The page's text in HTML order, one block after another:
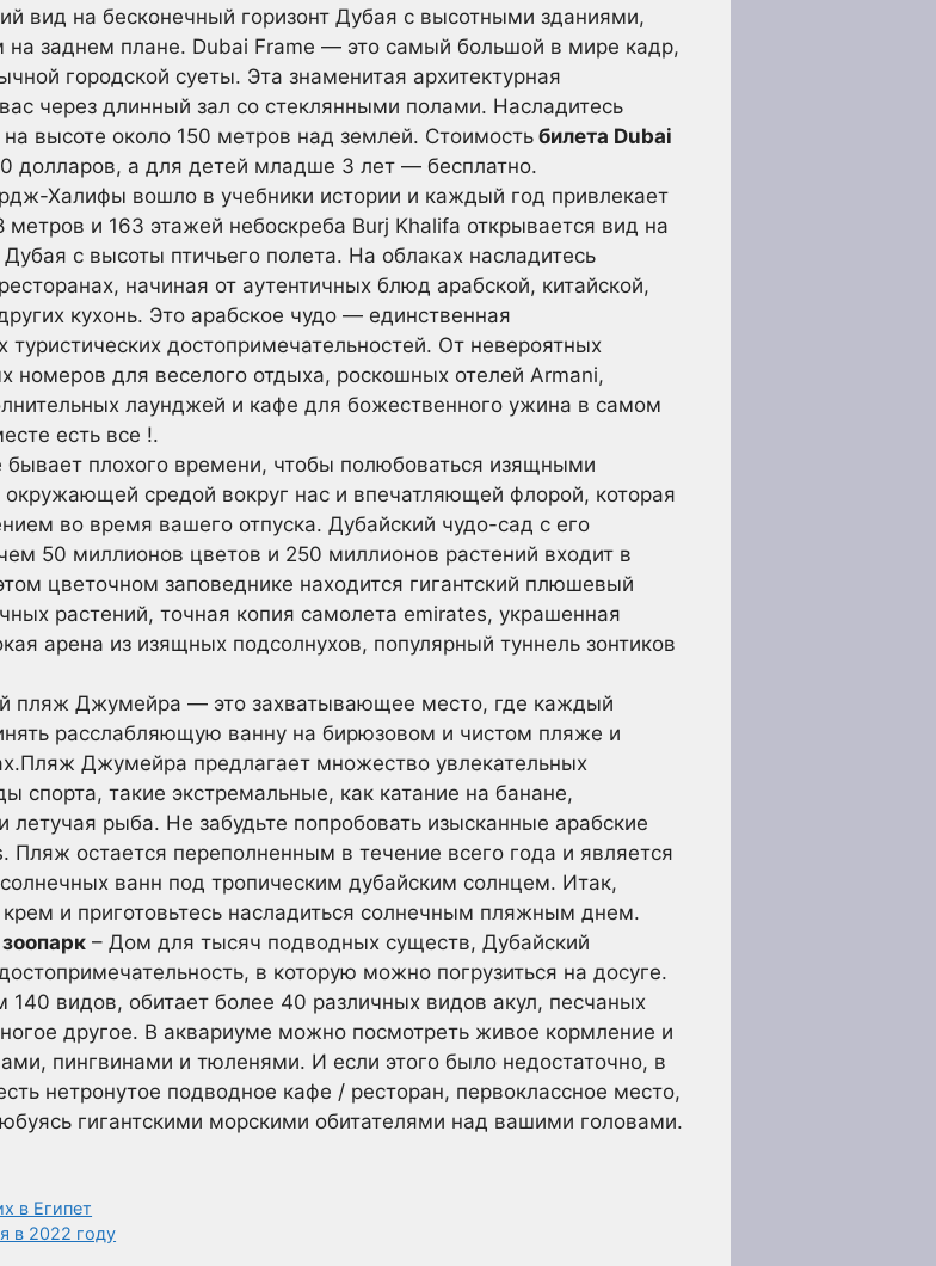
вид на бесконечный горизонт Дубая с высотными зданиями,
заднем плане. Dubai Frame — это самый большой в мире кадр,
городской суеты. Эта знаменитая архитектурная
через длинный зал со стеклянными полами. Насладитесь
высоте около 150 метров над землей. Стоимостьбилета Dubai
долларов, а для детей младше 3 лет — бесплатно.
Халифы вошло в учебники истории и каждый год привлекает
и 163 этажей небоскреба Burj Khalifa открывается вид на
с высоты птичьего полета. На облаках насладитесь
начиная от аутентичных блюд арабской, китайской,
кухонь. Это арабское чудо — единственная
туристических достопримечательностей. От невероятных
для веселого отдыха, роскошных отелей Armani,
лаунджей и кафе для божественного ужина в самом
есть все !.
плохого времени, чтобы полюбоваться изящными
окружающей средой вокруг нас и впечатляющей флорой, которая
во время вашего отпуска. Дубайский чудо-сад с его
50 миллионов цветов и 250 миллионов растений входит в
цветочном заповеднике находится гигантский плюшевый
растений, точная копия самолета emirates, украшенная
арена из изящных подсолнухов, популярный туннель зонтиков
пляж Джумейра — это захватывающее место, где каждый
расслабляющую ванну на бирюзовом и чистом пляже и
Джумейра предлагает множество увлекательных
спорта, такие экстремальные, как катание на банане,
летучая рыба. Не забудьте попробовать изысканные арабские
остается переполненным в течение всего года и является
ванн под тропическим дубайским солнцем. Итак,
и приготовьтесь насладиться солнечным пляжным днем.
– Дом для тысяч подводных существ, Дубайский
в которую можно погрузиться на досуге.
видов, обитает более 40 различных видов акул, песчаных
другое. В аквариуме можно посмотреть живое кормление и
пингвинами и тюленями. И если этого было недостаточно, в
нетронутое подводное кафе / ресторан, первоклассное место,
гигантскими морскими обитателями над вашими головами.
в Египет
в 2022 году